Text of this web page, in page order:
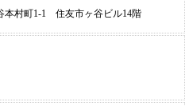
本村町1-1 住友市ヶ谷ビル14階